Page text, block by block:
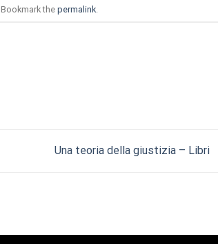
. Bookmark the permalink.
Una teoria della giustizia – Libri